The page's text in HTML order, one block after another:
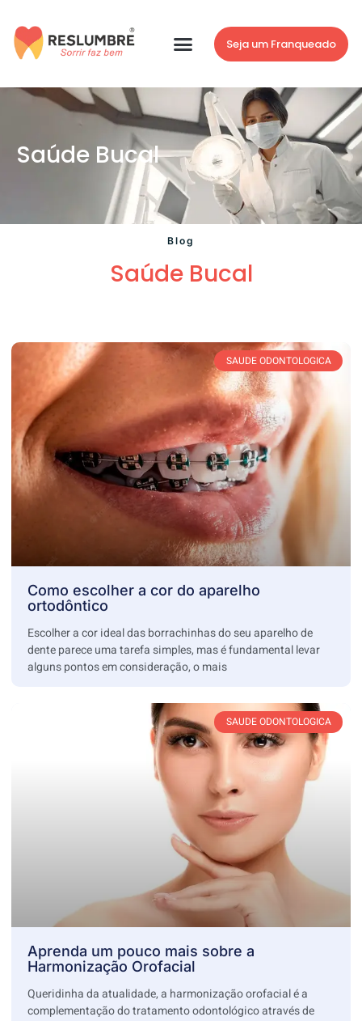
Seja um Franqueado
Saúde Bucal
Blog
Saúde Bucal
SAUDE ODONTOLOGICA
Como escolher a cor do aparelho
ortodôntico
Escolher a cor ideal das borrachinhas do seu aparelho de
dente parece uma tarefa simples, mas é fundamental levar
alguns pontos em consideração, o mais
SAUDE ODONTOLOGICA
Aprenda um pouco mais sobre a
Harmonização Orofacial
Queridinha da atualidade, a harmonização orofacial é a
complementação do tratamento odontológico através de